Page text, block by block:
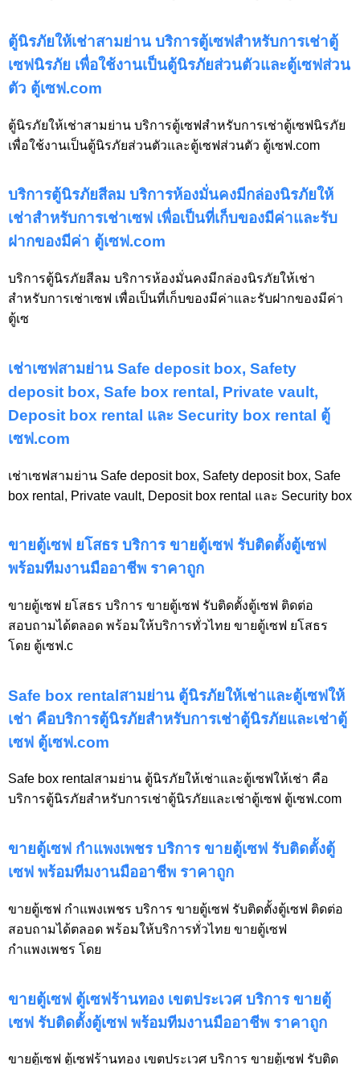
ตู้นิรภัยให้เช่าสามย่าน บริการตู้เซฟสำหรับการเช่าตู้
เซฟนิรภัย เพื่อใช้งานเป็นตู้นิรภัยส่วนตัวและตู้เซฟส่วน
ตัว ตู้เซฟ.com
ตู้นิรภัยให้เช่าสามย่าน บริการตู้เซฟสำหรับการเช่าตู้เซฟนิรภัย
เพื่อใช้งานเป็นตู้นิรภัยส่วนตัวและตู้เซฟส่วนตัว ตู้เซฟ.com
บริการตู้นิรภัยสีลม บริการห้องมั่นคงมีกล่องนิรภัยให้
เช่าสำหรับการเช่าเซฟ เพื่อเป็นที่เก็บของมีค่าและรับ
ฝากของมีค่า ตู้เซฟ.com
บริการตู้นิรภัยสีลม บริการห้องมั่นคงมีกล่องนิรภัยให้เช่า
สำหรับการเช่าเซฟ เพื่อเป็นที่เก็บของมีค่าและรับฝากของมีค่า
ตู้เซ
เช่าเซฟสามย่าน Safe deposit box, Safety
deposit box, Safe box rental, Private vault,
Deposit box rental และ Security box rental ตู้
เซฟ.com
เช่าเซฟสามย่าน Safe deposit box, Safety deposit box, Safe
box rental, Private vault, Deposit box rental และ Security box
ขายตู้เซฟ ยโสธร บริการ ขายตู้เซฟ รับติดตั้งตู้เซฟ
พร้อมทีมงานมืออาชีพ ราคาถูก
ขายตู้เซฟ ยโสธร บริการ ขายตู้เซฟ รับติดตั้งตู้เซฟ ติดต่อ
สอบถามได้ตลอด พร้อมให้บริการทั่วไทย ขายตู้เซฟ ยโสธร
โดย ตู้เซฟ.c
Safe box rentalสามย่าน ตู้นิรภัยให้เช่าและตู้เซฟให้
เช่า คือบริการตู้นิรภัยสำหรับการเช่าตู้นิรภัยและเช่าตู้
เซฟ ตู้เซฟ.com
Safe box rentalสามย่าน ตู้นิรภัยให้เช่าและตู้เซฟให้เช่า คือ
บริการตู้นิรภัยสำหรับการเช่าตู้นิรภัยและเช่าตู้เซฟ ตู้เซฟ.com
ขายตู้เซฟ กำแพงเพชร บริการ ขายตู้เซฟ รับติดตั้งตู้
เซฟ พร้อมทีมงานมืออาชีพ ราคาถูก
ขายตู้เซฟ กำแพงเพชร บริการ ขายตู้เซฟ รับติดตั้งตู้เซฟ ติดต่อ
สอบถามได้ตลอด พร้อมให้บริการทั่วไทย ขายตู้เซฟ
กำแพงเพชร โดย
ขายตู้เซฟ ตู้เซฟร้านทอง เขตประเวศ บริการ ขายตู้
เซฟ รับติดตั้งตู้เซฟ พร้อมทีมงานมืออาชีพ ราคาถูก
ขายตู้เซฟ ตู้เซฟร้านทอง เขตประเวศ บริการ ขายตู้เซฟ รับติด